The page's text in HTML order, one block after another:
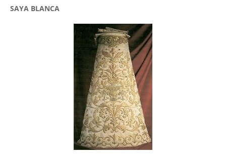
El proceso hasta la Coronación
Programa de actos y cultos
Calendario de la Coronación
Entidades colaboradoras
Oración de la Coronación
SAYA BLANCA